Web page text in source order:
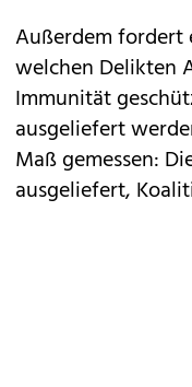
Außerdem fordert
welchen Delikten
Immunität
ausgeliefert
Maß gemessen:
ausgeliefert,